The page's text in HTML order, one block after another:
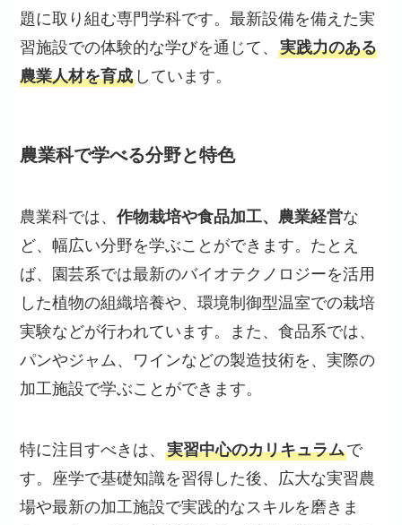
題に取り組む専門学科です。最新設備を備えた実
習施設での体験的な学びを通じて、実践力のある
農業人材を育成 しています。
農業科で学べる分野と特色
農業科では、作物栽培や食品加工、農業経営な
ど、幅広い分野を学ぶことができます。たとえ
ば、園芸系では最新のバイオテクノロジーを活用
した植物の組織培養や、環境制御型温室での栽培
実験などが行われています。また、食品系では、
パンやジャム、ワインなどの製造技術を、実際の
加工施設で学ぶことができます。
特に注目すべきは、実習中心のカリキュラムで
す。座学で基礎知識を習得した後、広大な実習農
場や最新の加工施設で実践的なスキルを磨きま